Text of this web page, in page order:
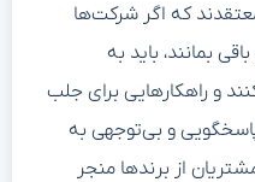
که اگر شرکت‌ها
بمانند، باید به
و راهکارهایی برای جلب
و بی‌توجهی به
از برندها منجر